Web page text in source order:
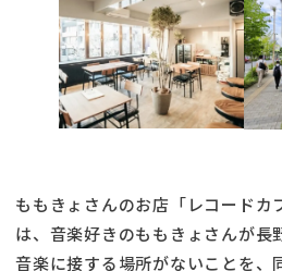
ももきょさんのお店「レコードカ
は、音楽好きのももきょさんが長
音楽に接する場所がないことを、